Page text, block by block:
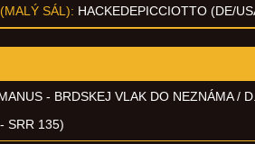
SÁL): HACKEDEPICCIOTTO (DE/
- BRDSKEJ VLAK DO NEZNÁMA /
SRR 135)